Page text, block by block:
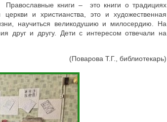
книги – это книги о традициях
и христианства, это и художественная
научиться великодушию и милосердию. На
друг и другу. Дети с интересом отвечали на
(Поварова Т.Г., библиотекарь)